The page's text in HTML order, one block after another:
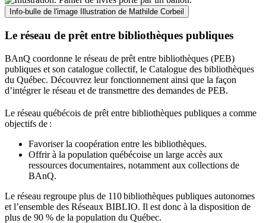
Info-bulle de l'image Illustration de Mathilde Corbeil
Le réseau de prêt entre bibliothèques publiques
BAnQ coordonne le réseau de prêt entre bibliothèques (PEB)
publiques et son catalogue collectif, le Catalogue des bibliothèques
du Québec. Découvrez leur fonctionnement ainsi que la façon
d’intégrer le réseau et de transmettre des demandes de PEB.
Le réseau québécois de prêt entre bibliothèques publiques a comme
objectifs de :
Favoriser la coopération entre les bibliothèques.
Offrir à la population québécoise un large accès aux
ressources documentaires, notamment aux collections de
BAnQ.
Le réseau regroupe plus de 110bibliothèques publiques autonomes
et l’ensemble des Réseaux BIBLIO. Il est donc à la disposition de
plus de 90 % de la population du Québec.